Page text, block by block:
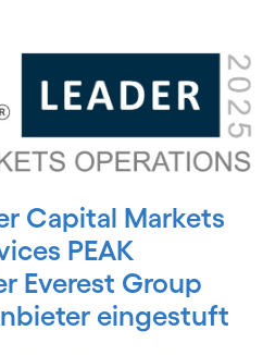
Capital Markets
PEAK
Everest Group
eingestuft